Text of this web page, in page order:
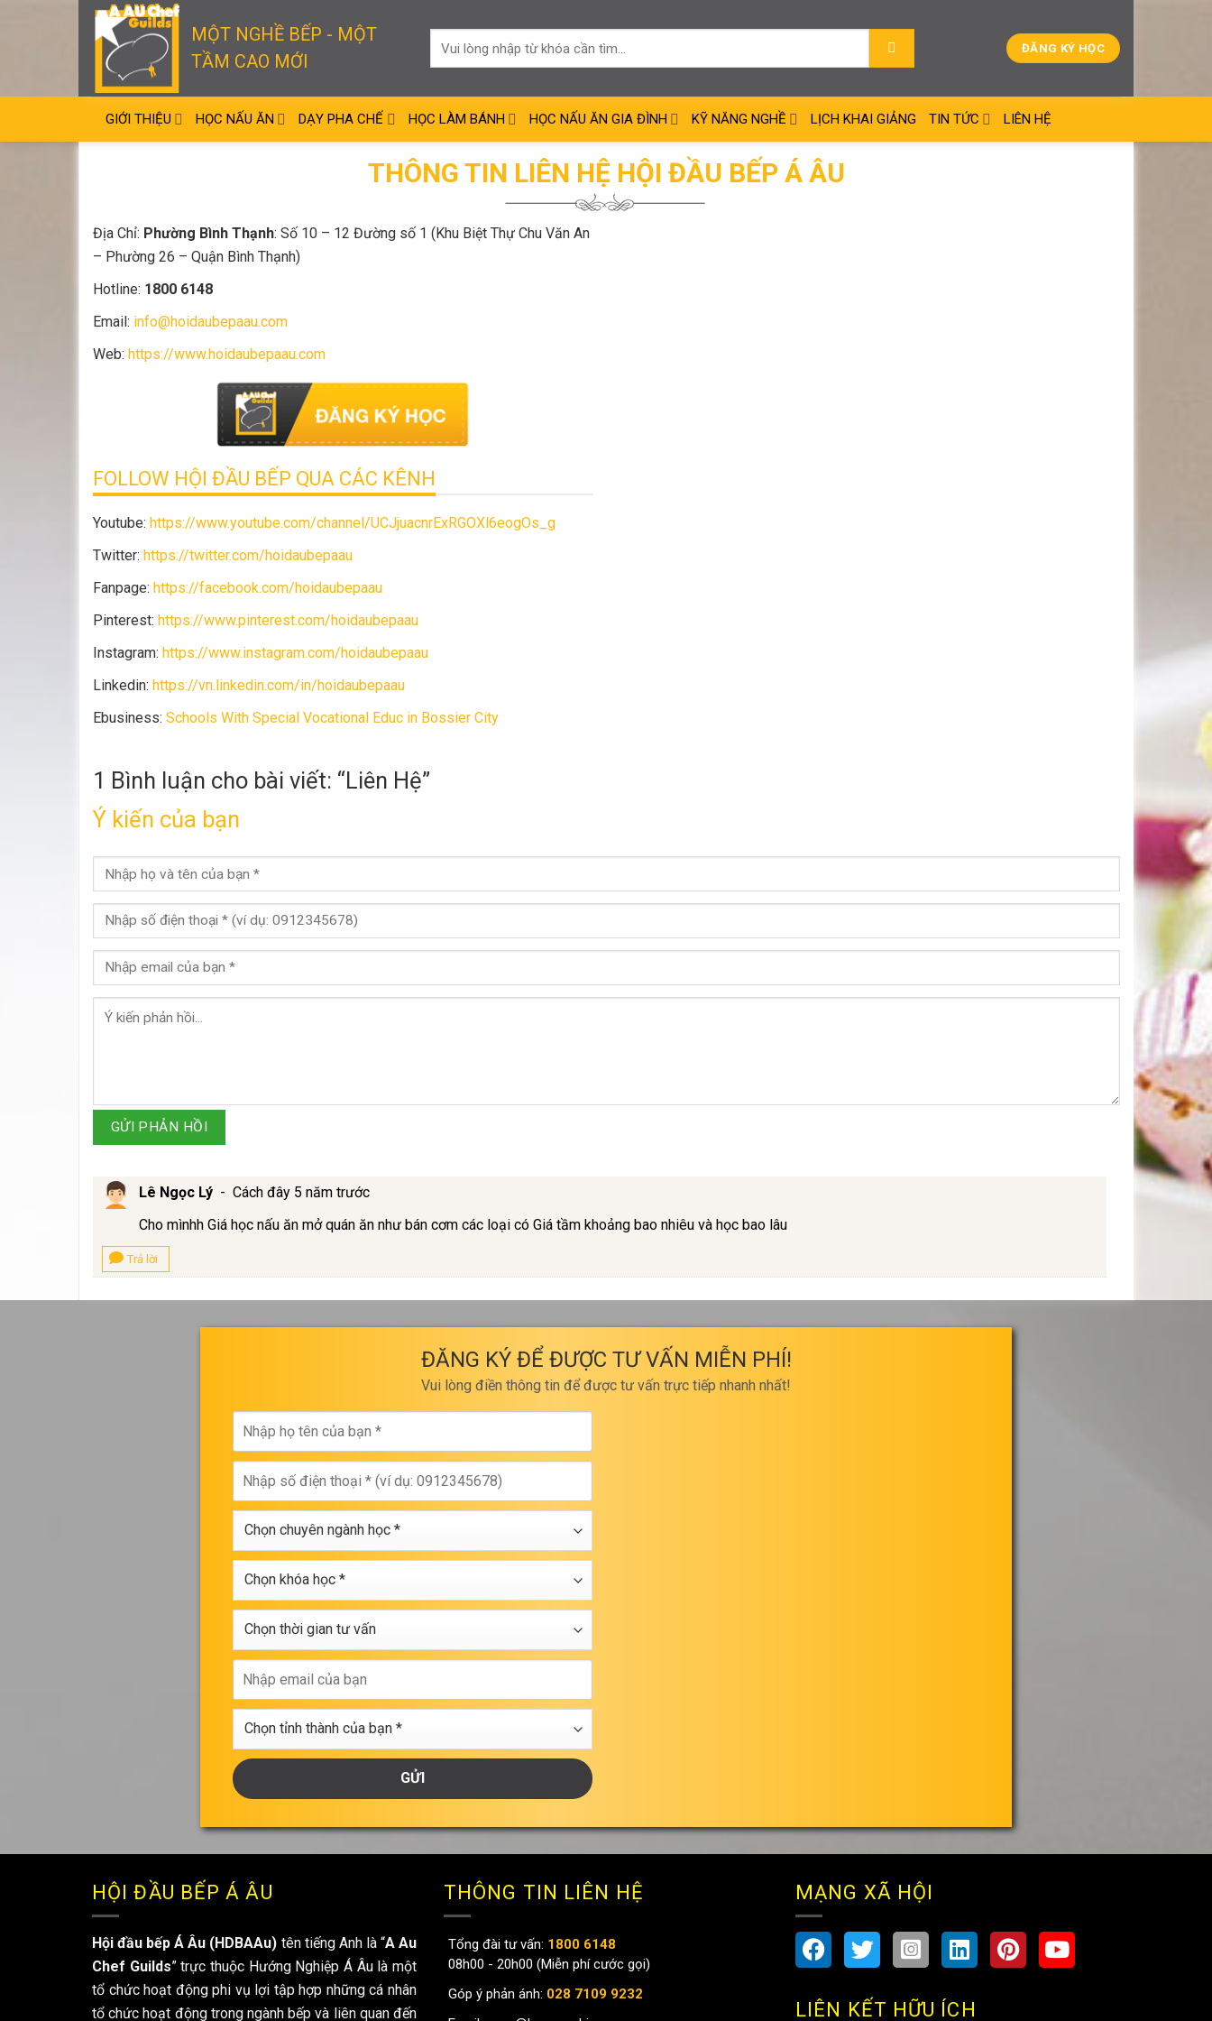
MỘT NGHỀ BẾP - MỘT
TẦM CAO MỚI
ĐĂNG KÝ HỌC
GIỚI THIỆU HỌC NẤU ĂN DẠY PHA CHẾ HỌC LÀM BÁNH HỌC NẤU ĂN GIA ĐÌNH KỸ NĂNG NGHỀ LỊCH KHAI GIẢNG TIN TỨC LIÊN HỆ
THÔNG TIN LIÊN HỆ HỘI ĐẦU BẾP Á ÂU
Địa Chỉ: Phường Bình Thạnh: Số 10 – 12 Đường số 1 (Khu Biệt Thự Chu Văn An
– Phường 26 – Quận Bình Thạnh)
Hotline: 1800 6148
Email: info@hoidaubepaau.com
Web: https://www.hoidaubepaau.com
FOLLOW HỘI ĐẦU BẾP QUA CÁC KÊNH
Youtube: https://www.youtube.com/channel/UCJjuacnrExRGOXl6eogOs_g
Twitter: https://twitter.com/hoidaubepaau
Fanpage: https://facebook.com/hoidaubepaau
Pinterest: https://www.pinterest.com/hoidaubepaau
Instagram: https://www.instagram.com/hoidaubepaau
Linkedin: https://vn.linkedin.com/in/hoidaubepaau
Ebusiness: Schools With Special Vocational Educ in Bossier City
1 Bình luận cho bài viết: “Liên Hệ”
Ý kiến của bạn
GỬI PHẢN HỒI
Lê Ngọc Lý - Cách đây 5 năm trước
Cho mìnhh Giá học nấu ăn mở quán ăn như bán cơm các loại có Giá tầm khoảng bao nhiêu và học bao lâu
Trả lời
ĐĂNG KÝ ĐỂ ĐƯỢC TƯ VẤN MIỄN PHÍ!
Vui lòng điền thông tin để được tư vấn trực tiếp nhanh nhất!
họ
tên
của
bạn
*
số
điện
thoại
chuyên
ngành
học
khóa
học
thời
gian
tư
vấnemail
của
bạn
tỉnh
thành
của
bạn
HỘI ĐẦU BẾP Á ÂU
Hội đầu bếp Á Âu (HDBAAu) tên tiếng Anh là “A Au
Chef Guilds” trực thuộc Hướng Nghiệp Á Âu là một
tổ chức hoạt động phi vụ lợi tập hợp những cá nhân
tổ chức hoạt động trong ngành bếp và liên quan đến
THÔNG TIN LIÊN HỆ
Tổng đài tư vấn: 1800 6148
08h00 - 20h00 (Miễn phí cước gọi)
Góp ý phản ánh: 028 7109 9232
MẠNG XÃ HỘI
LIÊN KẾT HỮU ÍCH